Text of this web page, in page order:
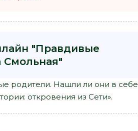
"Правдивые
Смольная"
родители. Нашли ли они в себе
откровения из Сети».